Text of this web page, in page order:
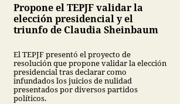
Propone el TEPJF validar la
elección presidencial y el
triunfo de Claudia Sheinbaum
El TEPJF presentó el proyecto de
resolución que propone validar la elección
presidencial tras declarar como
infundados los juicios de nulidad
presentados por diversos partidos
políticos.